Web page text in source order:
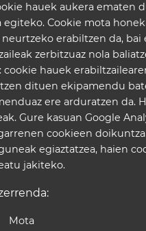
hauek aukera
egiteko. Cookie mota
erabiltzen da,
zerbitzuaz nola
cookie hauek
dituen ekipamendu
ere arduratzen da.
Gure kasuan Google
cookieen
egiaztatzea, haien
jakiteko.
Mota